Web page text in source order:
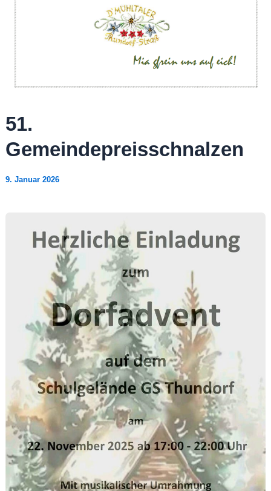
51.
Gemeindepreisschnalzen
9. Januar 2026